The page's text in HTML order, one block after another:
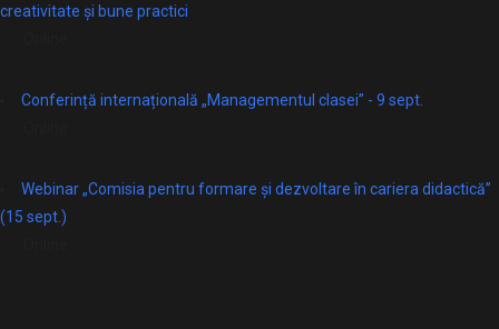
creativitate și bune practici
Conferință internațională „Managementul clasei” - 9 sept.
Webinar „Comisia pentru formare și dezvoltare în cariera didactică”
(15 sept.)